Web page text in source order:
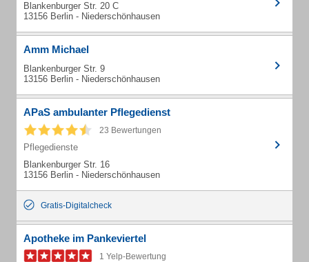
Blankenburger Str. 20 C
13156 Berlin - Niederschönhausen
Amm Michael
Blankenburger Str. 9
13156 Berlin - Niederschönhausen
APaS ambulanter Pflegedienst
23 Bewertungen
Pflegedienste
Blankenburger Str. 16
13156 Berlin - Niederschönhausen
Gratis-Digitalcheck
Apotheke im Pankeviertel
1 Yelp-Bewertung